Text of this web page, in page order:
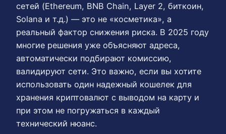
сетей (Ethereum, BNB Chain, Layer 2, биткоин,
Solana и т.д.) — это не «косметика», а
реальный фактор снижения риска. В 2025 году
многие решения уже объясняют адреса,
автоматически подбирают комиссию,
валидируют сети. Это важно, если вы хотите
использовать один надежный кошелек для
хранения криптовалют с выводом на карту и
при этом не погружаться в каждый
технический нюанс.